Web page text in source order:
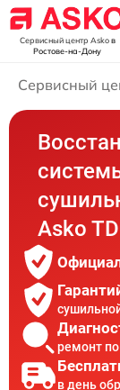
Сервисный центр Askoв
Ростове-на-Дону
Сервисный
Asko
ремонт
в день